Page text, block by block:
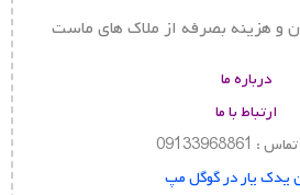
و هزینه بصرفه از ملاک های ماست
درباره ما
ارتباط با ما
یدک یار در گوگل مپ